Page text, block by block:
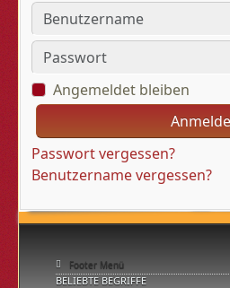
Footer Menü
BELIEBTE BEGRIFFE
Benutzername
Passwort
Angemeldet bleiben
Passwort vergessen?
Benutzername vergessen?